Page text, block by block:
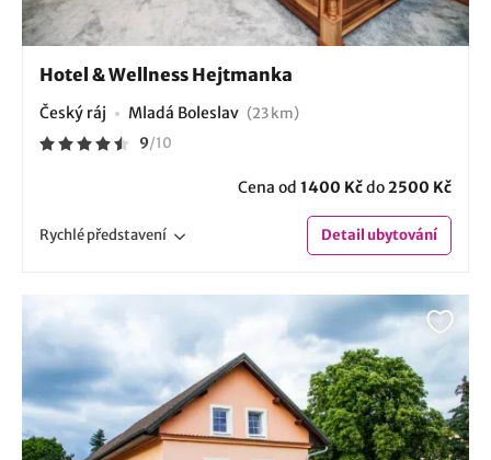
Hotel & Wellness Hejtmanka
Český ráj Mladá Boleslav (23 km)
9/10
Cena od 1400 Kčdo2500 Kč
Rychlépředstavení Detailubytování